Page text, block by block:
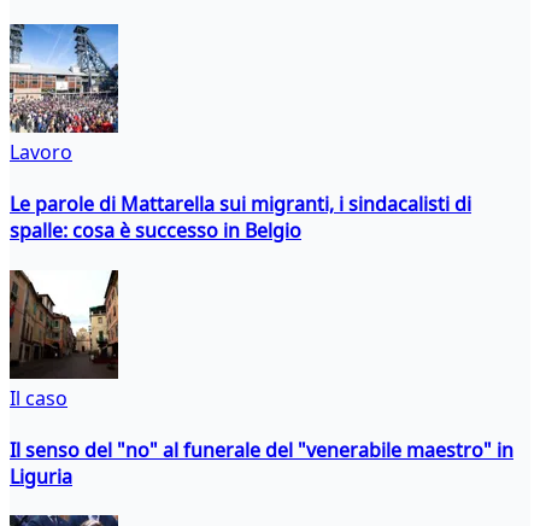
Lavoro
Le parole di Mattarella sui migranti, i sindacalisti di
spalle: cosa è successo in Belgio
Il caso
Il senso del "no" al funerale del "venerabile maestro" in
Liguria